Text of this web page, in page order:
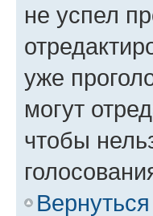
не успел
уже
могут
чтобы